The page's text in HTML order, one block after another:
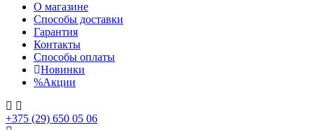
О магазине
Способы доставки
Гарантия
Контакты
Способы оплаты
Новинки
%Акции
+375 (29) 650 05 06